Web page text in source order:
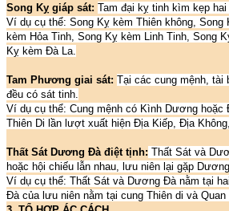
Song Kỵ giáp sát: Tam đại kỵ tinh kìm kẹp hai
Ví dụ cụ thể: Song Kỵ kèm Thiên không,
kèm Hỏa Tinh, Song Kỵ kèm Linh Tinh, Song
Kỵ kèm Đà La.
Tam Phương giai sát: Tại các cung mệnh, tài
đều có sát tinh.
Ví dụ cụ thể: Cung mệnh có Kình Dương hoặc
Thiên Di lần lượt xuất hiện Địa Kiếp, Địa
Thất Sát Dương Đà điệt tịnh: Thất Sát và
hoặc hội chiếu lẫn nhau, lưu niên lại gặp
Ví dụ cụ thể: Thất Sát và Dương Đà nằm tại
Đà của lưu niên nằm tại cung Thiên di và Quan